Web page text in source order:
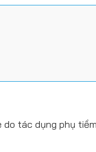
tác dụng phụ